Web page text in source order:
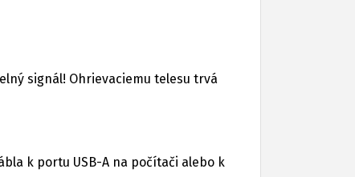
signál! Ohrievaciemu telesu trvá
k portu USB-A na počítači alebo k